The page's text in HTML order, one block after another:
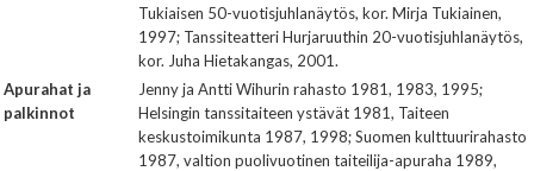
Tukiaisen 50-vuotisjuhlanäytös, kor. Mirja Tukiainen,
1997; Tanssiteatteri Hurjaruuthin 20-vuotisjuhlanäytös,
kor. Juha Hietakangas, 2001.
Apurahat ja
palkinnot
Jenny ja Antti Wihurin rahasto 1981, 1983, 1995;
Helsingin tanssitaiteen ystävät 1981, Taiteen
keskustoimikunta 1987, 1998; Suomen kulttuurirahasto
1987, valtion puolivuotinen taiteilija-apuraha 1989,